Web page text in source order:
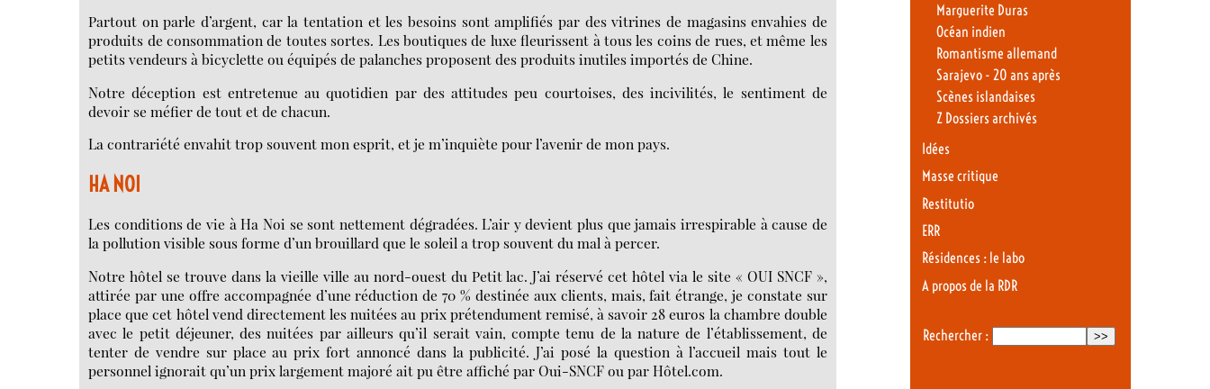
Partout on parle d’argent, car la tentation et les besoins sont amplifiés par des vitrines de magasins envahies de
produits de consommation de toutes sortes. Les boutiques de luxe fleurissent à tous les coins de rues, et même les
petits vendeurs à bicyclette ou équipés de palanches proposent des produits inutiles importés de Chine.
Notre déception est entretenue au quotidien par des attitudes peu courtoises, des incivilités, le sentiment de
devoir se méfier de tout et de chacun.
La contrariété envahit trop souvent mon esprit, et je m’inquiète pour l’avenir de mon pays.
HA NOI
Les conditions de vie à Ha Noi se sont nettement dégradées. L’air y devient plus que jamais irrespirable à cause de
la pollution visible sous forme d’un brouillard que le soleil a trop souvent du mal à percer.
Notre hôtel se trouve dans la vieille ville au nord-ouest du Petit lac. J’ai réservé cet hôtel via le site « OUI SNCF »,
attirée par une offre accompagnée d’une réduction de 70 % destinée aux clients, mais, fait étrange, je constate sur
place que cet hôtel vend directement les nuitées au prix prétendument remisé, à savoir 28 euros la chambre double
avec le petit déjeuner, des nuitées par ailleurs qu’il serait vain, compte tenu de la nature de l’établissement, de
tenter de vendre sur place au prix fort annoncé dans la publicité. J’ai posé la question à l’accueil mais tout le
personnel ignorait qu’un prix largement majoré ait pu être affiché par Oui-SNCF ou par Hôtel.com.
Marguerite Duras
Océan indien
Romantisme allemand
Sarajevo - 20 ans après
Scènes islandaises
Z Dossiers archivés
Idées
Masse critique
Restitutio
ERR
Résidences : le labo
A propos de la RDR
Rechercher :